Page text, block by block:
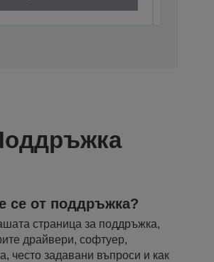
се от поддръжка?
страница за поддръжка,
драйвери, софтуер,
често задавани въпроси и как